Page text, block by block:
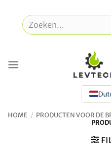
inhoud
Zoeken
naar:
HOME / PRODUCTEN VOOR DE